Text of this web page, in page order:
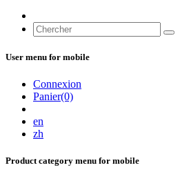
User menu for mobile
Connexion
Panier(0)
en
zh
Product category menu for mobile